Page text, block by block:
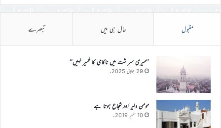
مقبول حال ہی میں تبصرے
’’میری سر شت میں ناکامی کا خمیر نہیں‘‘
29 جولائی 2025ء
مومن دلیر اور شجاع ہوتا ہے
10 ستمبر 2019ء